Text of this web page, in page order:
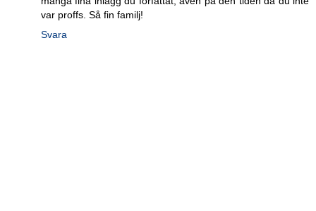
var proffs. Så fin familj!
Svara